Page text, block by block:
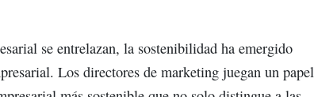
se entrelazan, la sostenibilidad ha emergido
Los directores de marketing juegan un papel